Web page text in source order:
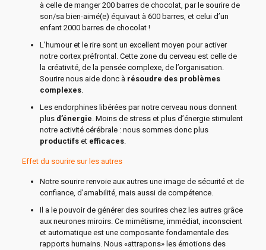
à celle de manger 200 barres de chocolat, par le sourire de
son/sa bien-aimé(e) équivaut à 600 barres, et celui d’un
enfant 2000 barres de chocolat !
L’humour et le rire sont un excellent moyen pour activer
notre cortex préfrontal. Cette zone du cerveau est celle de
la créativité, de la pensée complexe, de l’organisation.
Sourire nous aide donc à résoudre des problèmes
complexes.
Les endorphines libérées par notre cerveau nous donnent
plus d’énergie. Moins de stress et plus d’énergie stimulent
notre activité cérébrale : nous sommes donc plus
productifs etefficaces.
Effet du sourire sur les autres
Notre sourire renvoie aux autres une image de sécurité et de
confiance, d’amabilité, mais aussi de compétence.
Il a le pouvoir de générer des sourires chez les autres grâce
aux neurones miroirs. Ce mimétisme, immédiat, inconscient
et automatique est une composante fondamentale des
rapports humains. Nous «attrapons» les émotions des